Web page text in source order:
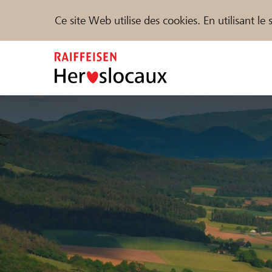
Ce site Web utilise des cookies. En utilisant
Parrainer Soutien & assistance
Trouvez des projets et des organisations